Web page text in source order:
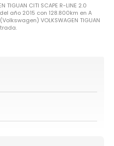
CITI SCAPE R-LINE 2.0
año 2015 con 128.800km en A
VOLKSWAGEN TIGUAN